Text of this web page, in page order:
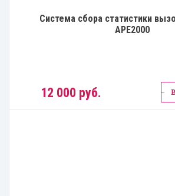
Система сбора статистики
APE2000
12 000 руб.